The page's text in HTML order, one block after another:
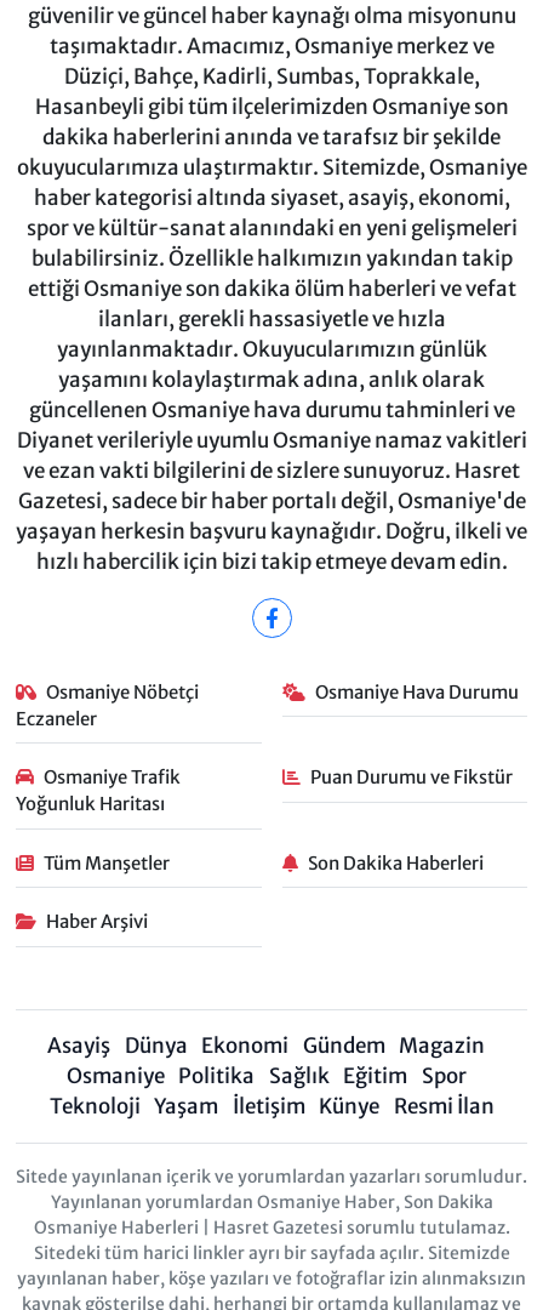
güvenilir ve güncel haber kaynağı olma misyonunu
taşımaktadır. Amacımız, Osmaniye merkez ve
Düziçi, Bahçe, Kadirli, Sumbas, Toprakkale,
Hasanbeyli gibi tüm ilçelerimizden Osmaniye son
dakika haberlerini anında ve tarafsız bir şekilde
okuyucularımıza ulaştırmaktır. Sitemizde, Osmaniye
haber kategorisi altında siyaset, asayiş, ekonomi,
spor ve kültür-sanat alanındaki en yeni gelişmeleri
bulabilirsiniz. Özellikle halkımızın yakından takip
ettiği Osmaniye son dakika ölüm haberleri ve vefat
ilanları, gerekli hassasiyetle ve hızla
yayınlanmaktadır. Okuyucularımızın günlük
yaşamını kolaylaştırmak adına, anlık olarak
güncellenen Osmaniye hava durumu tahminleri ve
Diyanet verileriyle uyumlu Osmaniye namaz vakitleri
ve ezan vakti bilgilerini de sizlere sunuyoruz. Hasret
Gazetesi, sadece bir haber portalı değil, Osmaniye'de
yaşayan herkesin başvuru kaynağıdır. Doğru, ilkeli ve
hızlı habercilik için bizi takip etmeye devam edin.
Osmaniye Nöbetçi
Eczaneler
Osmaniye Hava Durumu
Osmaniye Trafik
Yoğunluk Haritası
Puan Durumu ve Fikstür
Tüm Manşetler Son Dakika Haberleri
Haber Arşivi
Asayiş Dünya Ekonomi Gündem Magazin
Osmaniye Politika Sağlık Eğitim
Spor
Teknoloji Yaşam İletişim Künye Resmi İlan
Sitede yayınlanan içerik ve yorumlardan yazarları sorumludur.
Yayınlanan yorumlardan Osmaniye Haber, Son Dakika
Osmaniye Haberleri | Hasret Gazetesi sorumlu tutulamaz.
Sitedeki tüm harici linkler ayrı bir sayfada açılır. Sitemizde
yayınlanan haber, köşe yazıları ve fotoğraflar izin alınmaksızın
kaynak gösterilse dahi, herhangi bir ortamda kullanılamaz ve